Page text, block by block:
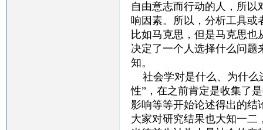
自由意志而行动的人，所
响因素。所以，分析工具或
比如马克思，但是马克思
决定了一个人选择什么问题
知。
社会学对是什么、为什么
性”，在之前肯定是收集了
影响等等开始论述得出的结
大家对研究结果也大知一二